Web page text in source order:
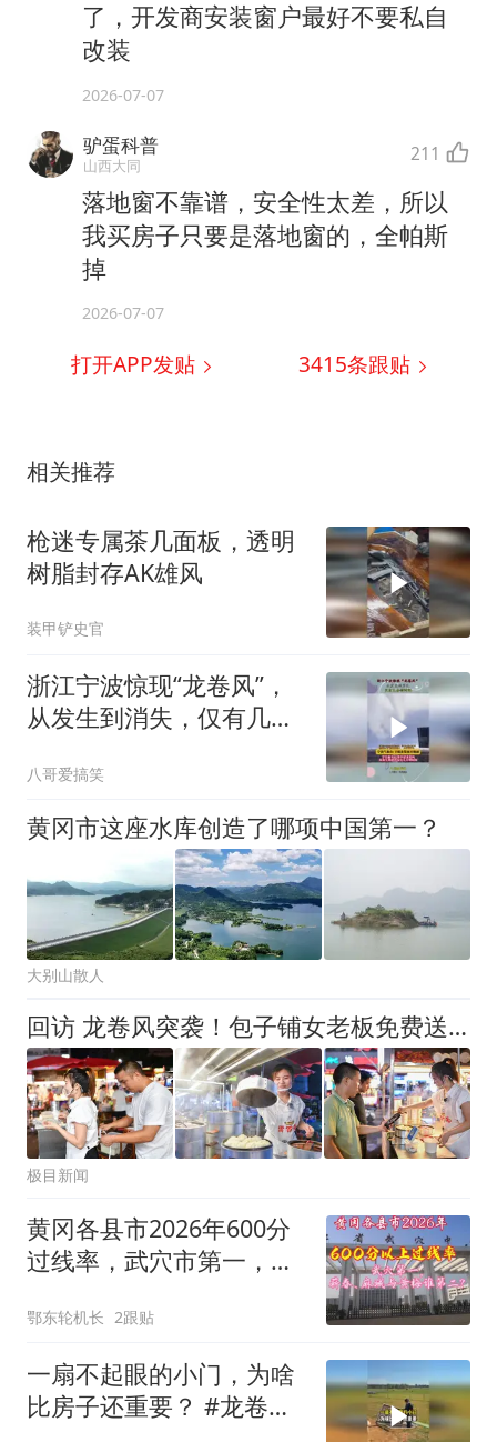
了，开发商安装窗户最好不要私自
改装
2026-07-07
驴蛋科普
山西大同 211
落地窗不靠谱，安全性太差，所以
我买房子只要是落地窗的，全帕斯
掉
2026-07-07
打开APP发贴 3415条跟贴
相关推荐
枪迷专属茶几面板，透明
树脂封存AK雄风
装甲铲史官
浙江宁波惊现“龙卷风”，
从发生到消失，仅有几分
八哥爱搞笑
黄冈市这座水库创造了哪项中国第一？
大别山散人
回访 龙卷风突袭！包子铺女老板免费送1000多个包子再做暖心决定：10多名受伤员工养伤期间工钱照发
极目新闻
黄冈各县市2026年600分
过线率，武穴市第一，黄
谁第二？
鄂东轮机长 2跟贴
一扇不起眼的小门，为啥
比房子还重要？ #龙卷风